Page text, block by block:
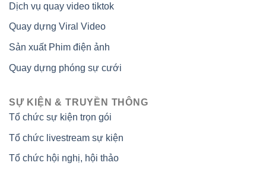
Dịch vụ quay video tiktok
Quay dựng Viral Video
Sản xuất Phim điện ảnh
Quay dựng phóng sự cưới
SỰ KIỆN & TRUYỀN THÔNG
Tổ chức sự kiện trọn gói
Tổ chức livestream sự kiện
Tổ chức hội nghị, hội thảo